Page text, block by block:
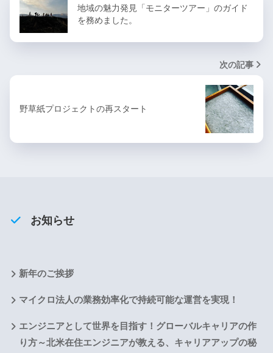
地域の魅力発見「モニターツアー」のガイド
を務めました。
次の記事
野草紙プロジェクトの再スタート
お知らせ
新年のご挨拶
マイクロ法人の業務効率化で持続可能な運営を実現！
エンジニアとして世界を目指す！グローバルキャリアの作
り方～北米在住エンジニアが教える、キャリアアップの秘